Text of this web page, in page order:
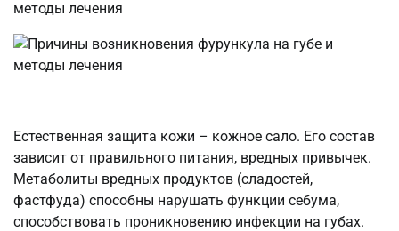
Естественная защита кожи – кожное сало. Его состав
зависит от правильного питания, вредных привычек.
Метаболиты вредных продуктов (сладостей,
фастфуда) способны нарушать функции себума,
способствовать проникновению инфекции на губах.